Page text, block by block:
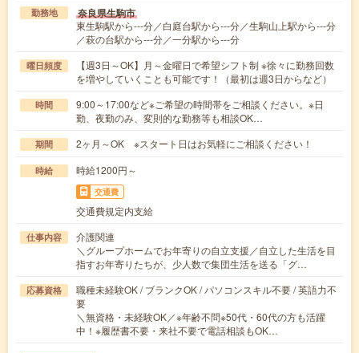
勤務地 奈良県生駒市
東生駒駅から---分／白庭台駅から---分／生駒山上駅から---分
／萩の台駅から---分／一分駅から---分
曜日頻度
【週3日～OK】月～金曜日で希望シフト制 ※徐々に勤務回数
を増やしていくことも可能です！（最初は週3日からなど）
時間
9:00～17:00など※ご希望の時間帯をご相談ください。※日
勤、夜勤のみ、変則的な勤務等も相談OK…
期間 2ヶ月～OK ※スタート日はお気軽にご相談ください！
時給 時給1200円～
交通費
交通費規定内支給
仕事内容
介護関連
＼グループホームでお年寄りの自立支援／自立した生活を目
指すお年寄りたちが、少人数で集団生活を送る「グ…
応募資格
職種未経験OK / ブランクOK / パソコンスキル不要 / 英語力不
要
＼無資格・未経験OK／※年齢不問※50代・60代の方も活躍
中！※履歴書不要・来社不要で電話相談もOK…